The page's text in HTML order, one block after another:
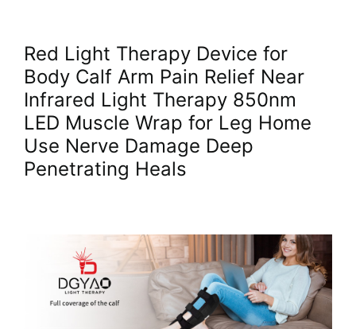
Red Light Therapy Device for
Body Calf Arm Pain Relief Near
Infrared Light Therapy 850nm
LED Muscle Wrap for Leg Home
Use Nerve Damage Deep
Penetrating Heals